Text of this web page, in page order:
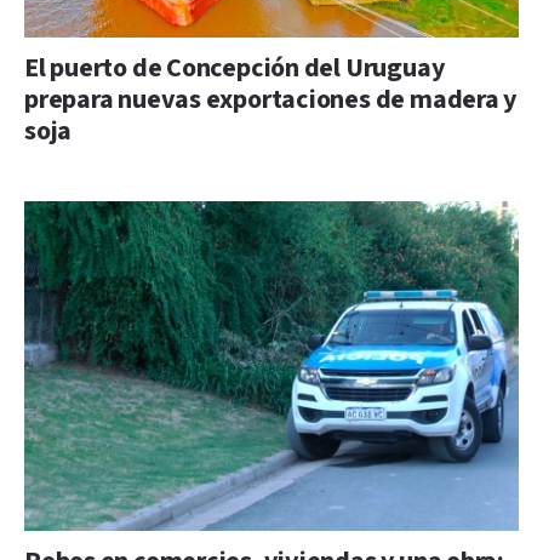
El puerto de Concepción del Uruguay
prepara nuevas exportaciones de madera y
soja